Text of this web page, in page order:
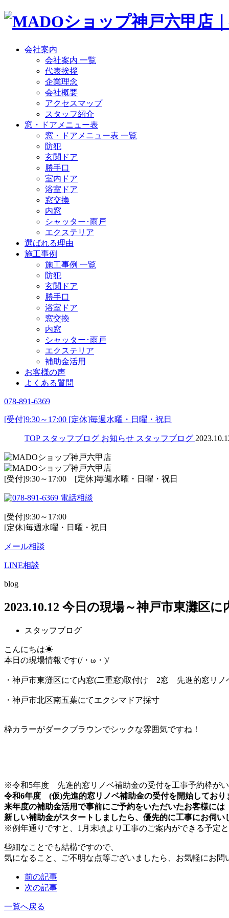
会社案内
会社案内 一覧
代表挨拶
企業理念
会社概要
アクセスマップ
スタッフ紹介
窓・ドアメニュー表
窓・ドアメニュー表 一覧
防犯
玄関ドア
勝手口
室内ドア
浴室ドア
窓交換
内窓
シャッター･雨戸
エクステリア
選ばれる理由
施工事例
施工事例 一覧
防犯
玄関ドア
勝手口
浴室ドア
窓交換
内窓
シャッター･雨戸
エクステリア
補助金活用
お客様の声
よくある質問
078-891-6369
[受付]9:30～17:00 [定休]毎週水曜・日曜・祝日
TOP スタッフブログ お知らせ スタッフブログ
[受付]9:30～17:00 [定休]毎週水曜・日曜・祝日
電話相談
[受付]9:30～17:00
[定休]毎週水曜・日曜・祝日
メール相談
LINE相談
blog
2023.10.12 今日の現場～神戸市東灘区に
スタッフブログ
こんにちは☀
本日の現場情報です(/・ω・)/
・神戸市東灘区にて内窓(二重窓)取付け 2窓 先進的窓リノ
・神戸市北区南五葉にてエクシマドア採寸
枠カラーがダークブラウンでシックな雰囲気ですね！
※令和5年度 先進的窓リノベ補助金の受付を工事予約枠が
令和6年度 (仮)先進的窓リノベ補助金の受付を開始しており
来年度の補助金活用で事前にご予約をいただいたお客様には
新しい補助金がスタートしましたら、優先的に工事にお伺い
※例年通りですと、1月末頃より工事のご案内ができる予定
些細なことでも結構ですので、
気になること、ご不明な点等ございましたら、お気軽にお問
前の記事
次の記事
一覧へ戻る